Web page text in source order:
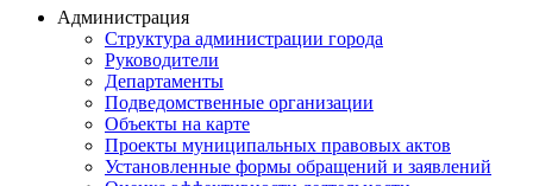
Администрация
Структура администрации города
Руководители
Департаменты
Подведомственные организации
Объекты на карте
Проекты муниципальных правовых актов
Установленные формы обращений и заявлений